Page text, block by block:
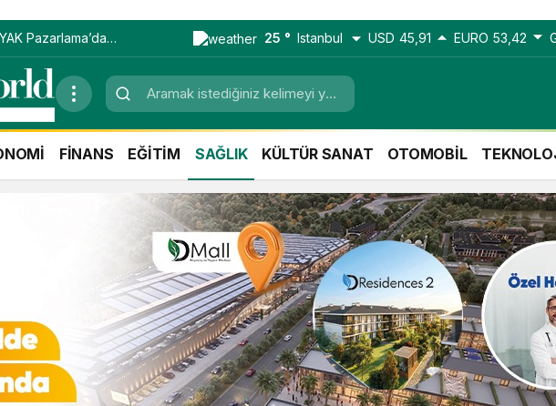
Pazarlama’da
hizmet ekosistemi
25 ° Istanbul USD 45,91 EURO 53,42
FİNANS EĞİTİM SAĞLIK KÜLTÜR SANAT OTOMOBİL